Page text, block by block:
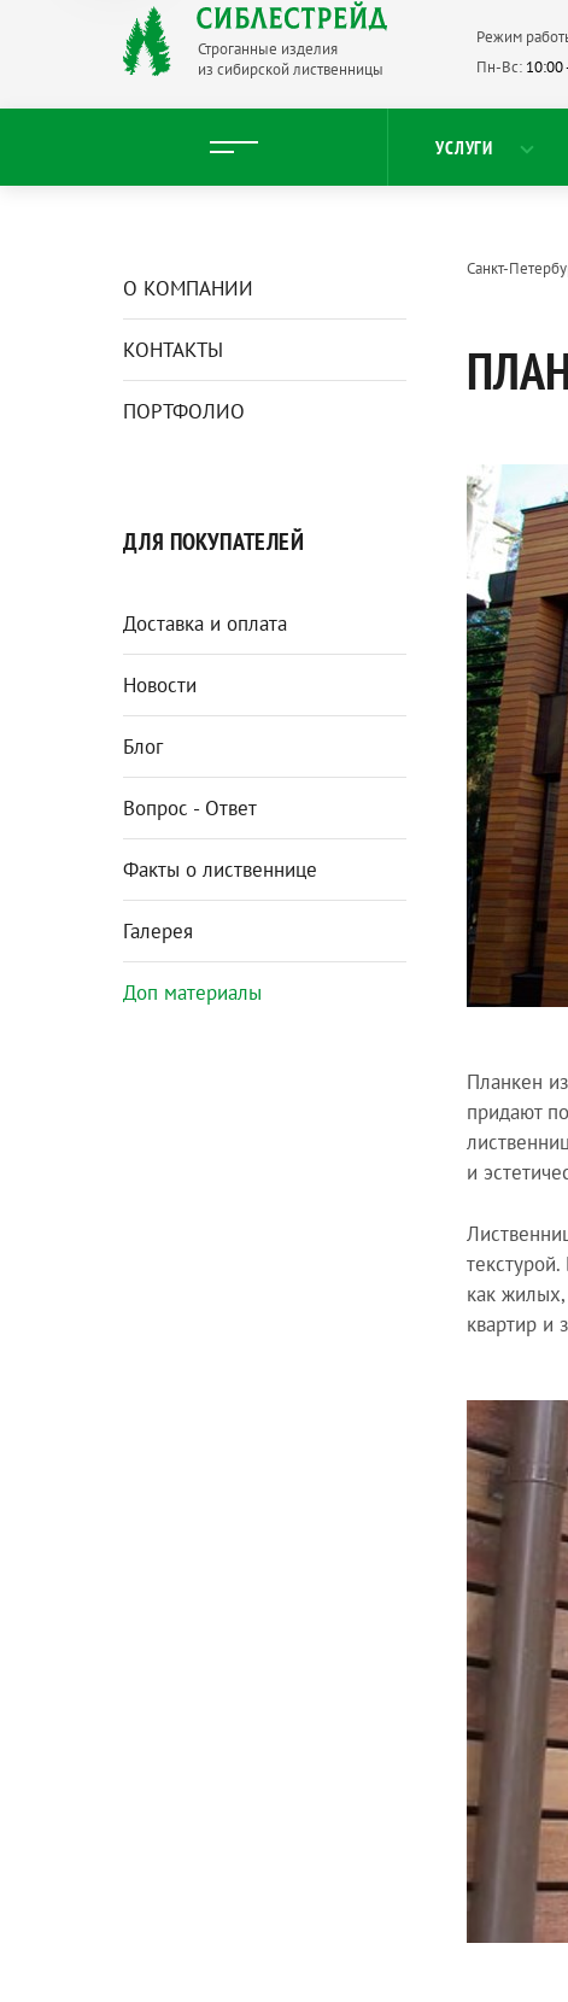
Строганные изделия
из сибирской лиственницы
УСЛУГИ
Режим
Пн-Вс: 10:00
О КОМПАНИИ
КОНТАКТЫ
ПОРТФОЛИО
ДЛЯ ПОКУПАТЕЛЕЙ
Доставка и оплата
Новости
Блог
Вопрос - Ответ
Факты о лиственнице
Галерея
Доп материалы
Санкт-
Планкен
придают
и
как
квартир и